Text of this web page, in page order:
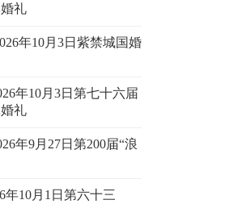
礼
年10月3日紫禁城国婚
年10月3日第七十六届
礼
年9月27日第200届“浪
年10月1日第六十三